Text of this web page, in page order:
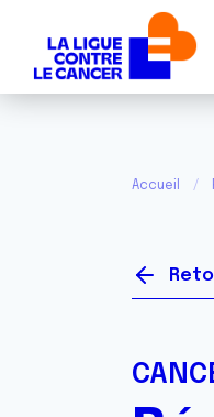
Accueil